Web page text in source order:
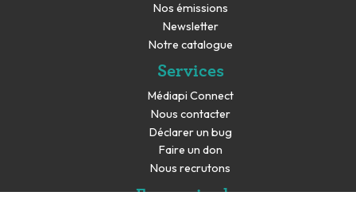
Nos émissions
Newsletter
Notre catalogue
Services
Médiapi Connect
Nous contacter
Déclarer un bug
Faire un don
Nous recrutons
En savoir plus